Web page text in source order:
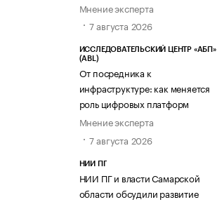
Мнение эксперта
7 августа 2026
ИССЛЕДОВАТЕЛЬСКИЙ ЦЕНТР «АБП»
(ABL)
От посредника к
инфраструктуре: как меняется
роль цифровых платформ
Мнение эксперта
7 августа 2026
НИИ ПГ
НИИ ПГ и власти Самарской
области обсудили развитие